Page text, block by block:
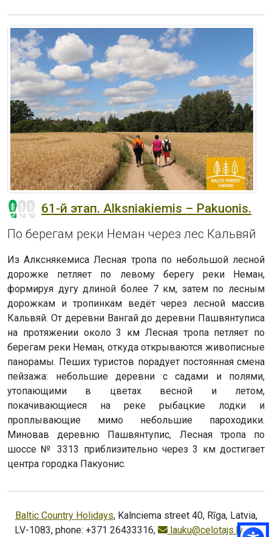
61-й этап. Alksniakiemis – Pakuonis.
По берегам реки Неман через лес Кальвяй
Из Алкснякемиса Лесная тропа по небольшой лесной
дорожке петляет по левому берегу реки Неман,
формируя дугу длиной более 7 км, затем по лесным
дорожкам и тропинкам ведёт через лесной массив
Кальвяй. От деревни Вангай до деревни Пашвянтуписа
на протяжении около 3 км Лесная тропа петляет по
берегам реки Неман, откуда открываются живописные
панорамы. Пеших туристов порадует постоянная смена
пейзажа: небольшие деревни с садами и полями,
утопающими в цветах весной и летом,
покачивающиеся на реке рыбацкие лодки и
проплывающие мимо небольшие пароходики.
Миновав деревню Пашвянтупис, Лесная тропа по
шоссе № 3313 приблизительно через 3 км достигает
центра городка Пакуонис.
Baltic Country Holidays, Kalnciema street 40, Rīga, Latvia,
LV-1083, phone: +371 26433316,
lauku@celotajs.lv,